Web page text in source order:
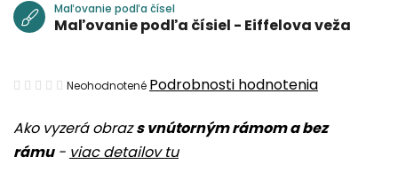
Ako vyzerá obrazs vnútorným rámom a bez
rámu- viac detailov tu
Maľovanie podľa čísel
Maľovanie podľa čísiel - Eiffelova veža
Priemerné
produktu
je
Neohodnotené Podrobnosti hodnotenia